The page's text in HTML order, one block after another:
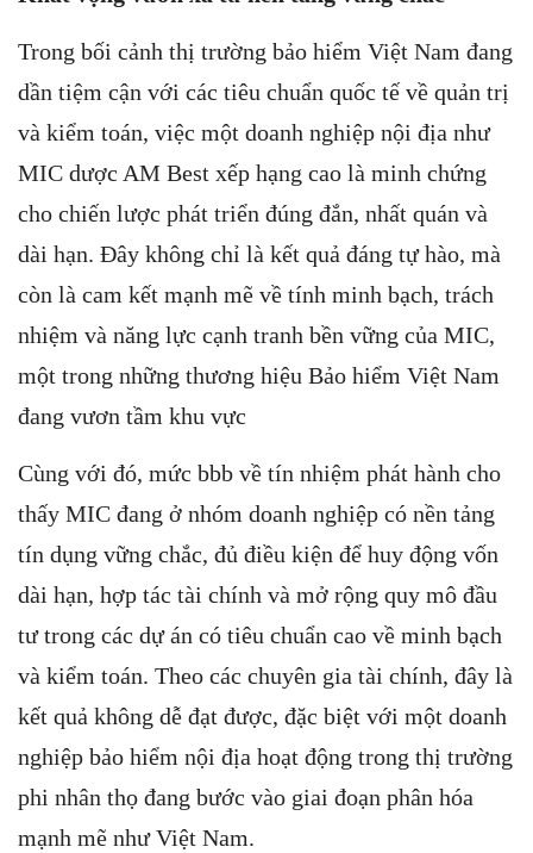
Trong bối cảnh thị trường bảo hiểm Việt Nam đang
dần tiệm cận với các tiêu chuẩn quốc tế về quản trị
và kiểm toán, việc một doanh nghiệp nội địa như
MIC dược AM Best xếp hạng cao là minh chứng
cho chiến lược phát triển đúng đắn, nhất quán và
dài hạn. Đây không chỉ là kết quả đáng tự hào, mà
còn là cam kết mạnh mẽ về tính minh bạch, trách
nhiệm và năng lực cạnh tranh bền vững của MIC,
một trong những thương hiệu Bảo hiểm Việt Nam
đang vươn tầm khu vực
Cùng với đó, mức bbb về tín nhiệm phát hành cho
thấy MIC đang ở nhóm doanh nghiệp có nền tảng
tín dụng vững chắc, đủ điều kiện để huy động vốn
dài hạn, hợp tác tài chính và mở rộng quy mô đầu
tư trong các dự án có tiêu chuẩn cao về minh bạch
và kiểm toán. Theo các chuyên gia tài chính, đây là
kết quả không dễ đạt được, đặc biệt với một doanh
nghiệp bảo hiểm nội địa hoạt động trong thị trường
phi nhân thọ đang bước vào giai đoạn phân hóa
mạnh mẽ như Việt Nam.